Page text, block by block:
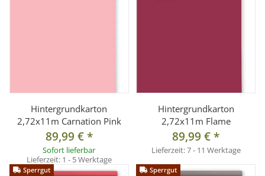
Hintergrundkarton
2,72x11m Carnation Pink
89,99 €*
Sofort lieferbar
Lieferzeit: 1 - 5 Werktage
Hintergrundkarton
2,72x11m Flame
89,99 €*
Lieferzeit:7 - 11 Werktage
Sperrgut Sperrgut